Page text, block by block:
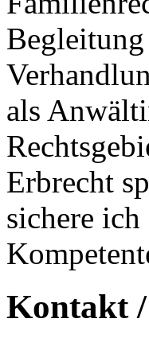
als
Erbrecht
sichere
Kontakt